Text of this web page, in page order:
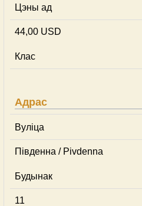
Цэны ад
44,00 USD
Клас
Адрас
Вуліца
Південна / Pivdenna
Будынак
11